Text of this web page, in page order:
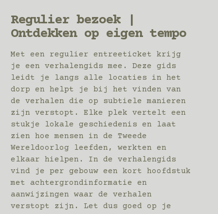
Regulier bezoek |
Ontdekken op eigen tempo
Met een regulier entreeticket krijg
je een verhalengids mee. Deze gids
leidt je langs alle locaties in het
dorp en helpt je bij het vinden van
de verhalen die op subtiele manieren
zijn verstopt. Elke plek vertelt een
stukje lokale geschiedenis en laat
zien hoe mensen in de Tweede
Wereldoorlog leefden, werkten en
elkaar hielpen. In de verhalengids
vind je per gebouw een kort hoofdstuk
met achtergrondinformatie en
aanwijzingen waar de verhalen
verstopt zijn. Let dus goed op je